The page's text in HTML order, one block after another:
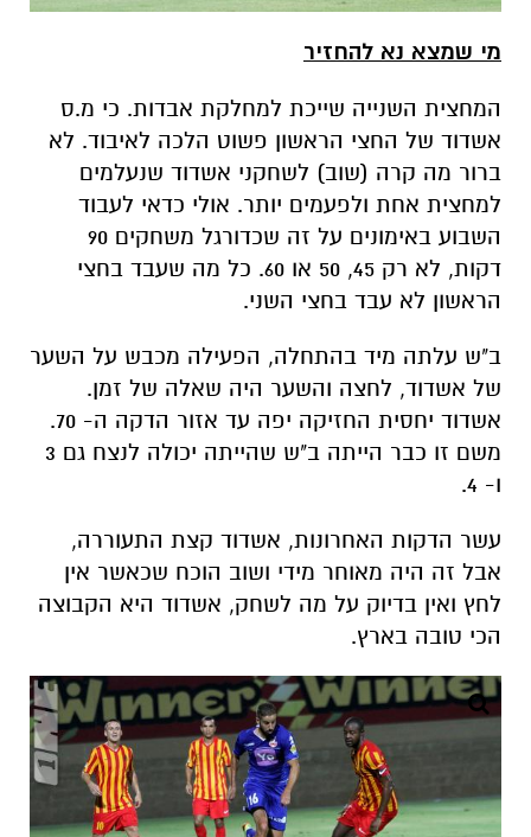
מי שמצא נא להחזיר
המחצית השנייה שייכת למחלקת אבדות. כי מ.ס
אשדוד של החצי הראשון פשוט הלכה לאיבוד. לא
ברור מה קרה (שוב) לשחקני אשדוד שנעלמים
למחצית אחת ולפעמים יותר. אולי כדאי לעבוד
השבוע באימונים על זה שכדורגל משחקים 90
דקות, לא רק 45, 50 או 60. כל מה שעבד בחצי
הראשון לא עבד בחצי השני.
ב"ש עלתה מיד בהתחלה, הפעילה מכבש על השער
של אשדוד, לחצה והשער היה שאלה של זמן.
אשדוד יחסית החזיקה יפה עד אזור הדקה ה- 70.
משם זו כבר הייתה ב"ש שהייתה יכולה לנצח גם 3
ו- 4.
עשר הדקות האחרונות, אשדוד קצת התעוררה,
אבל זה היה מאוחר מידי ושוב הוכח שכאשר אין
לחץ ואין בדיוק על מה לשחק, אשדוד היא הקבוצה
הכי טובה בארץ.